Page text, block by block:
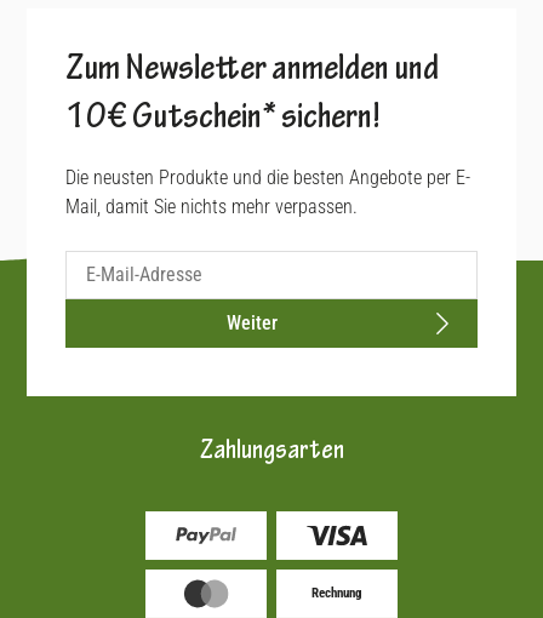
Zum Newsletter anmelden und
10€ Gutschein* sichern!
Die neusten Produkte und die besten Angebote per E-
Mail, damit Sie nichts mehr verpassen.
Weiter
Zahlungsarten
Rechnung